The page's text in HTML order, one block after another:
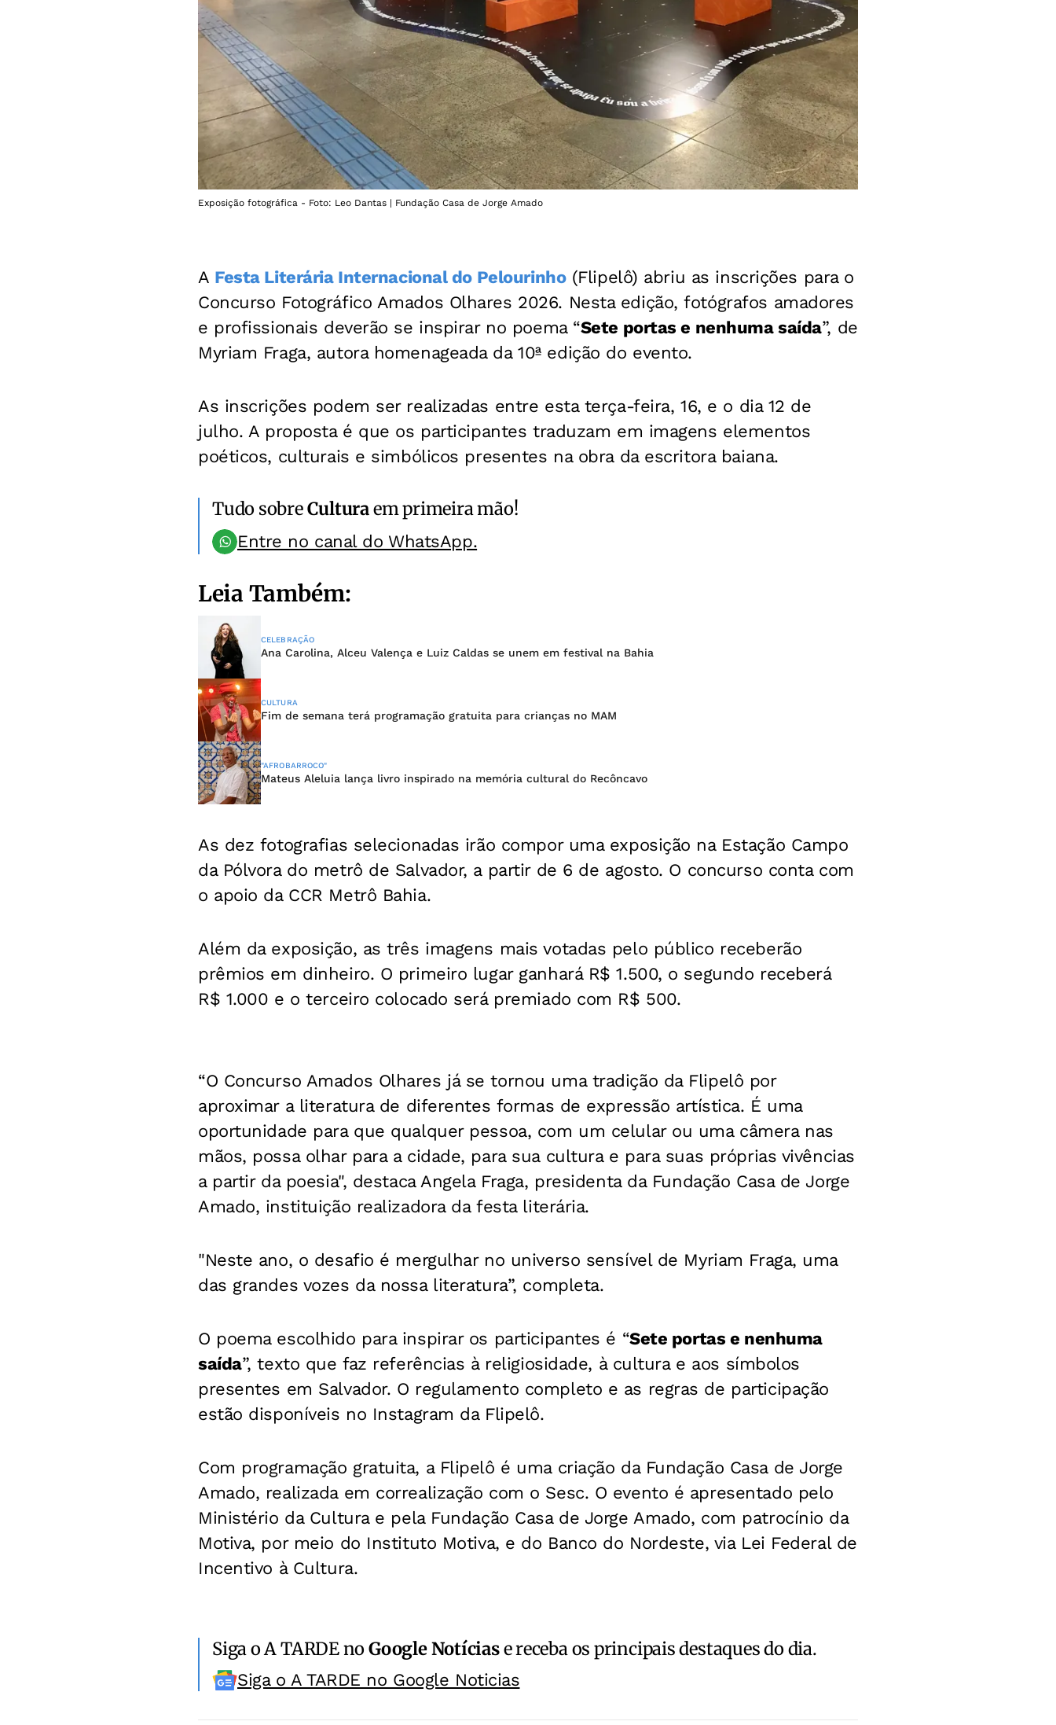
Exposição fotográfica - Foto: Leo Dantas | Fundação Casa de Jorge Amado
A Festa Literária Internacional do Pelourinho(Flipelô) abriu as inscrições para o
Concurso Fotográfico Amados Olhares 2026. Nesta edição, fotógrafos amadores
e profissionais deverão se inspirar no poema “Sete portas e nenhuma saída”, de
Myriam Fraga, autora homenageada da 10ª edição do evento.
As inscrições podem ser realizadas entre esta terça-feira, 16, e o dia 12 de
julho. A proposta é que os participantes traduzam em imagens elementos
poéticos, culturais e simbólicos presentes na obra da escritora baiana.
Tudo sobreCulturaem primeira mão!
Entre no canal do WhatsApp.
Leia Também:
CELEBRAÇÃO
Ana Carolina, Alceu Valença e Luiz Caldas se unem em festival na Bahia
CULTURA
Fim de semana terá programação gratuita para crianças no MAM
"AFROBARROCO"
Mateus Aleluia lança livro inspirado na memória cultural do Recôncavo
As dez fotografias selecionadas irão compor uma exposição na Estação Campo
da Pólvora do metrô de Salvador, a partir de 6 de agosto. O concurso conta com
o apoio da CCR Metrô Bahia.
Além da exposição, as três imagens mais votadas pelo público receberão
prêmios em dinheiro. O primeiro lugar ganhará R$ 1.500, o segundo receberá
R$ 1.000 e o terceiro colocado será premiado com R$ 500.
“O Concurso Amados Olhares já se tornou uma tradição da Flipelô por
aproximar a literatura de diferentes formas de expressão artística. É uma
oportunidade para que qualquer pessoa, com um celular ou uma câmera nas
mãos, possa olhar para a cidade, para sua cultura e para suas próprias vivências
a partir da poesia", destaca Angela Fraga, presidenta da Fundação Casa de Jorge
Amado, instituição realizadora da festa literária.
"Neste ano, o desafio é mergulhar no universo sensível de Myriam Fraga, uma
das grandes vozes da nossa literatura”, completa.
O poema escolhido para inspirar os participantes é “Sete portas e nenhuma
saída”, texto que faz referências à religiosidade, à cultura e aos símbolos
presentes em Salvador. O regulamento completo e as regras de participação
estão disponíveis no Instagram da Flipelô.
Com programação gratuita, a Flipelô é uma criação da Fundação Casa de Jorge
Amado, realizada em correalização com o Sesc. O evento é apresentado pelo
Ministério da Cultura e pela Fundação Casa de Jorge Amado, com patrocínio da
Motiva, por meio do Instituto Motiva, e do Banco do Nordeste, via Lei Federal de
Incentivo à Cultura.
Siga o A TARDE noGoogle Notíciase receba os principais destaques do dia.
Siga o A TARDE no Google Noticias